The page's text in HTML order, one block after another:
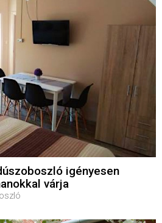
igényesen
várja